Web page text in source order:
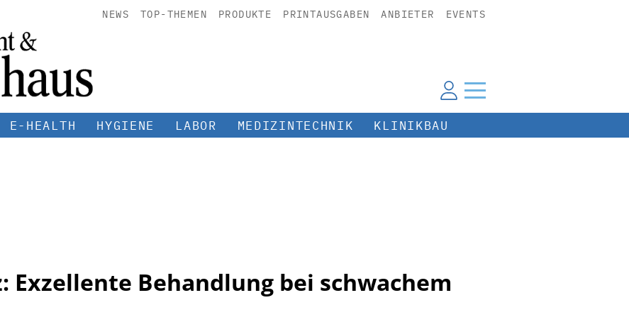
NEWS TOP-THEMEN PRODUKTE PRINTAUSGABEN ANBIETER EVENTS
E-HEALTH HYGIENE LABOR MEDIZINTECHNIK KLINIKBAU
Exzellente Behandlung bei schwachem